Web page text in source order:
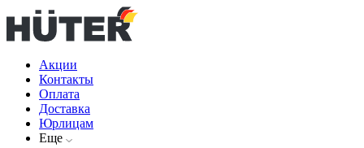
Акции
Контакты
Оплата
Доставка
Юрлицам
Еще